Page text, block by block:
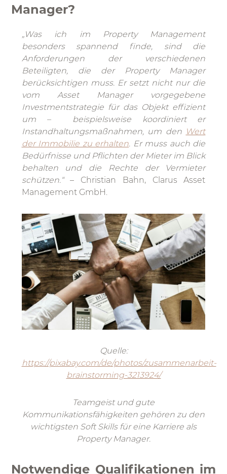
Manager?
„Was ich im Property Management
besonders spannend finde, sind die
Anforderungen der verschiedenen
Beteiligten, die der Property Manager
berücksichtigen muss. Er setzt nicht nur die
vom Asset Manager vorgegebene
Investmentstrategie für das Objekt effizient
um – beispielsweise koordiniert er
Instandhaltungsmaßnahmen, um den Wert
der Immobilie zu erhalten. Er muss auch die
Bedürfnisse und Pflichten der Mieter im Blick
behalten und die Rechte der Vermieter
schützen.“– Christian Bahn, Clarus Asset
Management GmbH.
Quelle:
https://pixabay.com/de/photos/zusammenarbeit-
brainstorming-3213924/
Teamgeist und gute
Kommunikationsfähigkeiten gehören zu den
wichtigsten Soft Skills für eine Karriere als
Property Manager.
Notwendige Qualifikationen im